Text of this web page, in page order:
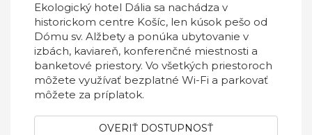
Ekologický hotel Dália sa nachádza v
historickom centre Košíc, len kúsok pešo od
Dómu sv. Alžbety a ponúka ubytovanie v
izbách, kaviareň, konferenčné miestnosti a
banketové priestory. Vo všetkých priestoroch
môžete využívať bezplatné Wi-Fi a parkovať
môžete za príplatok.
OVERIŤ DOSTUPNOSŤ